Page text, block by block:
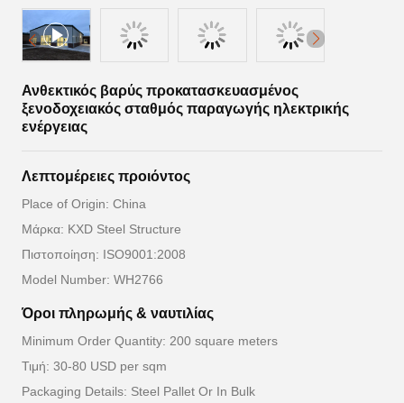
Ανθεκτικός βαρύς προκατασκευασμένος
ξενοδοχειακός σταθμός παραγωγής ηλεκτρικής
ενέργειας
Λεπτομέρειες προιόντος
Place of Origin: China
Μάρκα: KXD Steel Structure
Πιστοποίηση: ISO9001:2008
Model Number: WH2766
Όροι πληρωμής & ναυτιλίας
Minimum Order Quantity: 200 square meters
Τιμή: 30-80 USD per sqm
Packaging Details: Steel Pallet Or In Bulk